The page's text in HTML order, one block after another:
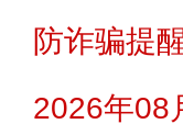
防诈骗提
2026年08